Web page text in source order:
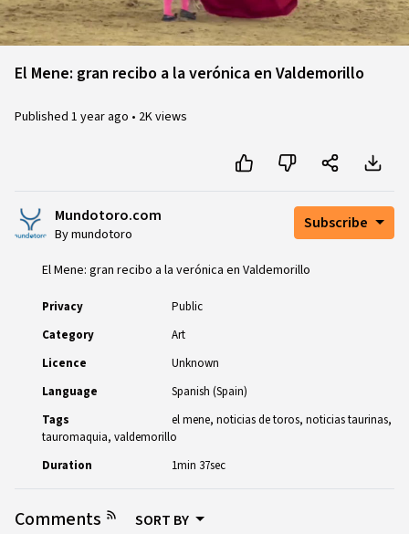
Video
El Mene: gran recibo a la verónica en Valdemorillo
Published 1 year ago • 2K views
Mundotoro.com
By mundotoro
Subscribe
El Mene: gran recibo a la verónica en Valdemorillo
Privacy
Public
Category
Art
Licence
Unknown
Language
Spanish (Spain)
Tags
el mene noticias de toros noticias taurinas
tauromaquia valdemorillo
Duration
1min 37sec
Comments SORT BY